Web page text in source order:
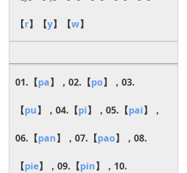
【r】【y】【w】
01.【pa】，02.【po】，03.
【pu】，04.【pi】，05.【pai】，
06.【pan】，07.【pao】，08.
【pie】，09.【pin】，10.